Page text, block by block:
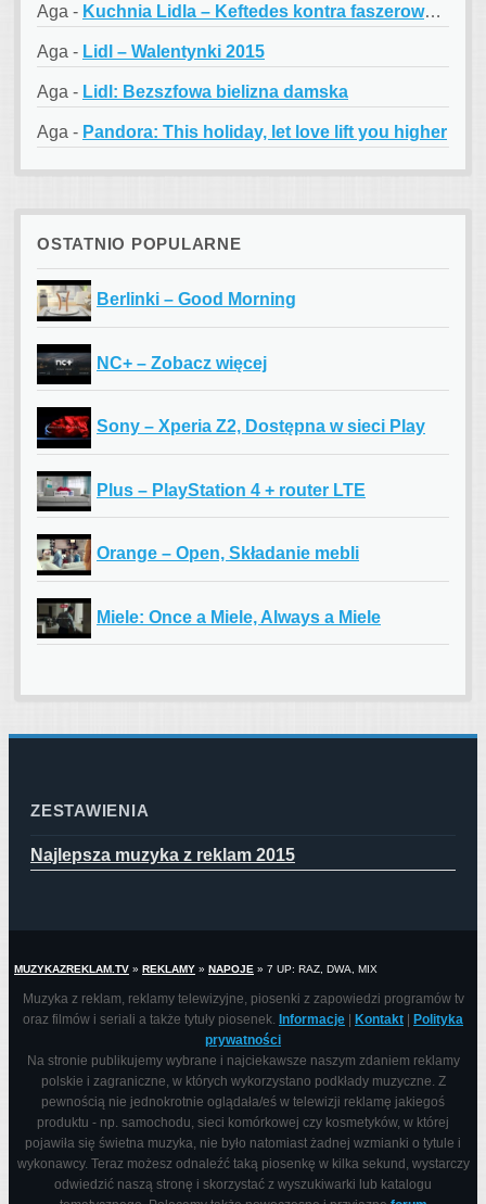
Aga - Kuchnia Lidla – Keftedes kontra faszerowane papryczki
Aga - Lidl – Walentynki 2015
Aga - Lidl: Bezszfowa bielizna damska
Aga - Pandora: This holiday, let love lift you higher
OSTATNIO POPULARNE
Berlinki – Good Morning
NC+ – Zobacz więcej
Sony – Xperia Z2, Dostępna w sieci Play
Plus – PlayStation 4 + router LTE
Orange – Open, Składanie mebli
Miele: Once a Miele, Always a Miele
ZESTAWIENIA
Najlepsza muzyka z reklam 2015
MUZYKAZREKLAM.TV » REKLAMY » NAPOJE » 7 UP: RAZ, DWA, MIX
Muzyka z reklam, reklamy telewizyjne, piosenki z zapowiedzi programów tv
oraz filmów i seriali a także tytuły piosenek. Informacje Kontakt
Polityka
prywatności
Na stronie publikujemy wybrane i najciekawsze naszym zdaniem reklamy
polskie i zagraniczne, w których wykorzystano podkłady muzyczne. Z
pewnością nie jednokrotnie oglądała/eś w telewizji reklamę jakiegoś
produktu - np. samochodu, sieci komórkowej czy kosmetyków, w której
pojawiła się świetna muzyka, nie było natomiast żadnej wzmianki o tytule i
wykonawcy. Teraz możesz odnaleźć taką piosenkę w kilka sekund, wystarczy
odwiedzić naszą stronę i skorzystać z wyszukiwarki lub katalogu